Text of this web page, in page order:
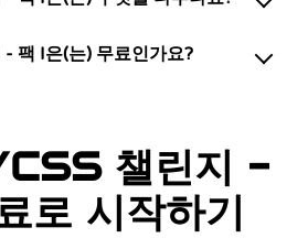
팩 I은(는) 무료인가요?
챌린지 -
로 시작하기